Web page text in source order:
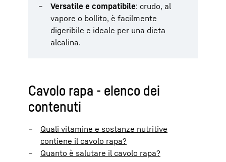
Versatile e compatibile: crudo, al
vapore o bollito, è facilmente
digeribile e ideale per una dieta
alcalina.
Cavolo rapa - elenco dei
contenuti
Quali vitamine e sostanze nutritive
contiene il cavolo rapa?
Quanto è salutare il cavolo rapa?